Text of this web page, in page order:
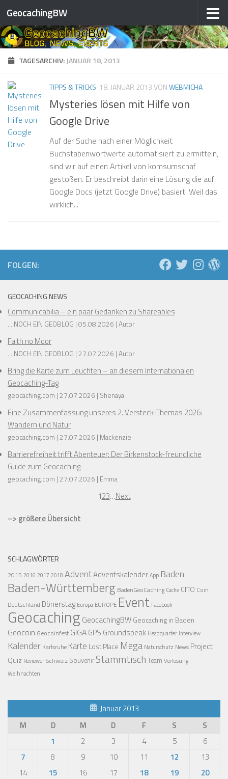
Zum Inhalt springen
GeocachingBW
TAGESARCHIV:JANUAR 18, 2013
TIPPS & TRICKS 18. JANUAR 2013VONWEBMICHA
Mysteries lösen mit Hilfe von
Google Drive
Auf der Suche nach einer Möglichkeit
Buchstabenwortwerte automatisiert zu ermitteln,
sind wir auf einen Artikel von komsumschaf
gestoßen. Er beschreibt darin eine Lösung die auf
Google Docs (jetzt Google Drive) basiert. Weil das
wirklich...
FOLGEN:
GEOCACHING NEWS
Communicabilia – ein paar Gedanken zu Shareables
... NOCH EIN GEOBLOG 05.08.2026 Autor
Faith no Moor
... NOCH EIN GEOBLOG 27.07.2026 Autor
Bring die Karte zum Leuchten – an diesem Internationalen
Geocaching-Tag
geocaching.com 27.07.2026 Shenaya
Eine Zusammenfassung unseres 2. Versteck-Themas 2026:
Wandern und Natur
geocaching.com 27.07.2026 Mackenzie
Barrierefreiheit trifft Abenteuer: Der Birkenstock-freundliche
Guide zum Geocaching
geocaching.com 27.07.2026 Emma
123…Next
–> größere Übersicht
SCHLAGWÖRTER
2015 2016 2017 2018 AdventAdventskalenderApp Baden
Baden-Württemberg BadenGeoCaching Cache CITO Coin
Deutschland Dönerstag Europa EUROPE Event Facebook
Geocaching GeocachingBW Geocaching in Baden
Geocoin Geocoinfest GIGAGPS Groundspeak Headquarter Interview
Kalender Karlsruhe Karte Lost Place Mega Naturschutz News Project
Quiz ReviewerSchweiz Souvenir Stammtisch Team Verlosung
Weihnachten
Januar 2013
M
D M D F S
S
1
2 3 4 5
6
7
8 9 10 11 12
13
14
15 16 17 18 19
20